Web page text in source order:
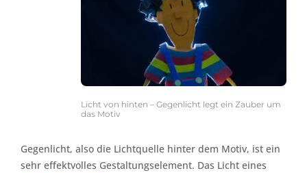
Licht von hinten – Gegenlicht legt ein Zauber um
das Motiv
Gegenlicht, also die Lichtquelle hinter dem Motiv, ist ein
sehr effektvolles Gestaltungselement. Das Licht eines